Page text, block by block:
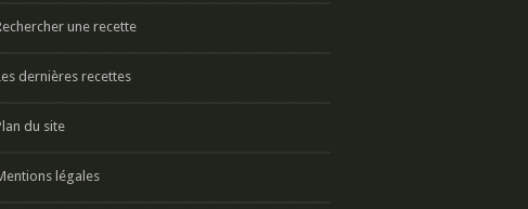
une recette
dernières recettes
du site
légales